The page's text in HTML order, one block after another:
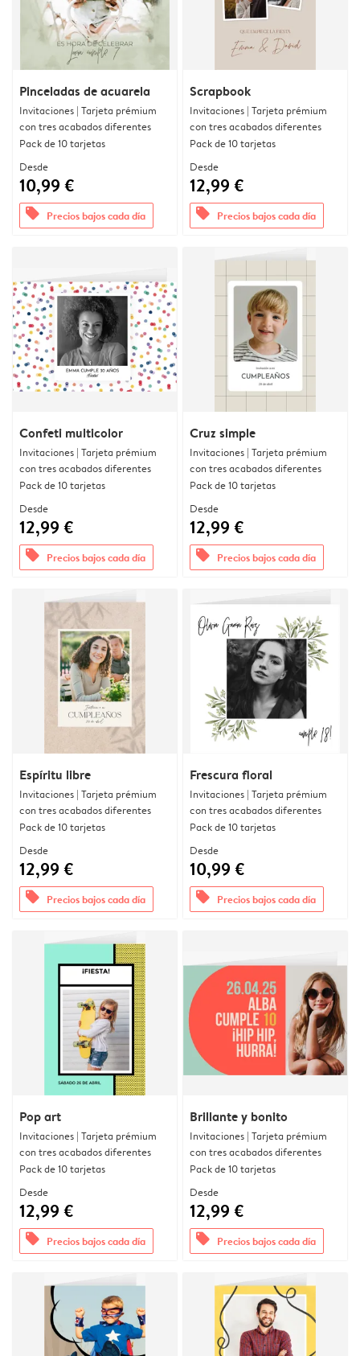
Pinceladas de acuarela
Invitaciones | Tarjeta prémium
con tres acabados diferentes
Pack de 10 tarjetas
Desde
10,99 €
offers Precios bajos cada día
Scrapbook
Invitaciones | Tarjeta prémium
con tres acabados diferentes
Pack de 10 tarjetas
Desde
12,99 €
offers Precios bajos cada día
Confeti multicolor
Invitaciones | Tarjeta prémium
con tres acabados diferentes
Pack de 10 tarjetas
Desde
12,99 €
offers Precios bajos cada día
Cruz simple
Invitaciones | Tarjeta prémium
con tres acabados diferentes
Pack de 10 tarjetas
Desde
12,99 €
offers Precios bajos cada día
Espíritu libre
Invitaciones | Tarjeta prémium
con tres acabados diferentes
Pack de 10 tarjetas
Desde
12,99 €
offers Precios bajos cada día
Frescura floral
Invitaciones | Tarjeta prémium
con tres acabados diferentes
Pack de 10 tarjetas
Desde
10,99 €
offers Precios bajos cada día
Pop art
Invitaciones | Tarjeta prémium
con tres acabados diferentes
Pack de 10 tarjetas
Desde
12,99 €
offers Precios bajos cada día
Brillante y bonito
Invitaciones | Tarjeta prémium
con tres acabados diferentes
Pack de 10 tarjetas
Desde
12,99 €
offers Precios bajos cada día